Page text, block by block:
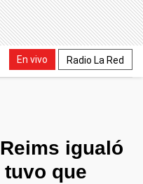
En vivo Radio La Red
igualó
tuvo que